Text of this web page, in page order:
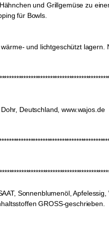
und Grillgemüse zu
für Bowls.
und lichtgeschützt lagern.
Deutschland, www.wajos.de
Sonnenblumenöl,
GROSS-geschrieben.